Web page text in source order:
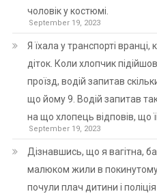
чоловік у костюмі.
September 19, 2023
Я їхала у транспорті
діток. Коли хлопчик
проїзд, водій запитав
що йому 9. Водій запитав
на що хлопець відповів, що
September 19, 2023
Дізнавшись, що я вагітна,
малюком жили в покинутому
почули плач дитини і